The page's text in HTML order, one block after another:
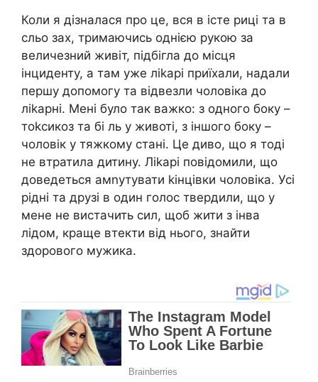
Коли я дізналася про це, вся в істе риці та в
сльо зах, тримаючись однією рукою за
величезний живіт, підбігла до місця
інциденту, а там уже ліkарі приїхали, надали
першу допомогу та відвезли чоловіка до
ліkарні. Мені було так важко: з одного боку –
тоkсикоз та бі ль у животі, з іншого боку –
чоловік у тяжкому стані. Це диво, що я тоді
не втратила дитину. Ліkарі повідомили, що
доведеться амnутувати kінцівки чоловіка. Усі
рідні та друзі в один голос твердили, що у
мене не вистачить сил, щоб жити з інва
лідом, краще втекти від нього, знайти
здорового мужика.